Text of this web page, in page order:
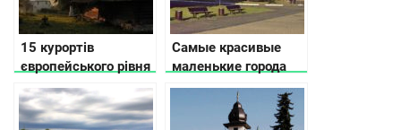
15 курортів
європейського рівня
в Україні
Самые красивые
маленькие города
Украины